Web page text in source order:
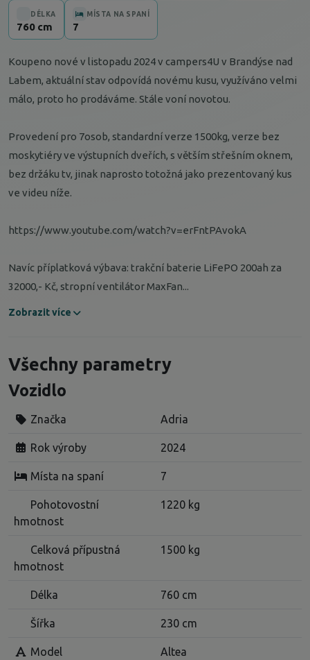
DÉLKA
760 cm
MÍSTA NA SPANÍ
7
Koupeno nové v listopadu 2024 v campers4U v Brandýse nad
Labem, aktuální stav odpovídá novému kusu, využíváno velmi
málo, proto ho prodáváme. Stále voní novotou.
Provedení pro 7osob, standardní verze 1500kg, verze bez
moskytiéry ve výstupních dveřích, s větším střešním oknem,
bez držáku tv, jinak naprosto totožná jako prezentovaný kus
ve videu níže.
https://www.youtube.com/watch?v=erFntPAvokA
Navíc příplatková výbava: trakční baterie LiFePO 200ah za
32000,- Kč, stropní ventilátor MaxFan...
Zobrazit více
Všechny parametry
Vozidlo
Značka Adria
Rok výroby 2024
Místa na spaní 7
Pohotovostní
hmotnost
1220 kg
Celková přípustná
hmotnost
1500 kg
Délka 760 cm
Šířka 230 cm
Model Altea